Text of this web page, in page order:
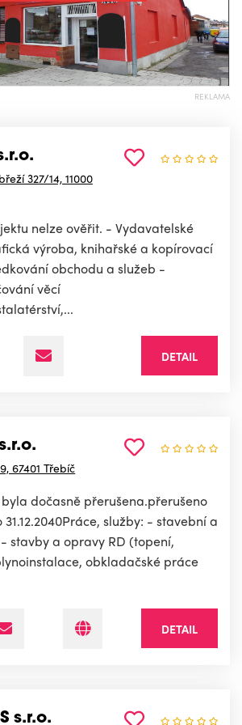
REKLAMA
327/14, 11000
nelze ověřit. - Vydavatelské
výroba, knihařské a kopírovací
obchodu a služeb -
věcí
DETAIL
67401 Třebíč
dočasně přerušena.přerušeno
31.12.2040Práce, služby: - stavební a
stavby a opravy RD (topení,
obkladačské práce
DETAIL
s.r.o.